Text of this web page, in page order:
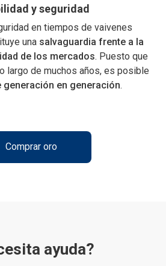
y seguridad
en tiempos de vaivenes
una salvaguardia frente a la
de los mercados. Puesto que
largo de muchos años, es posible
generación en generación.
Comprar oro
ayuda?